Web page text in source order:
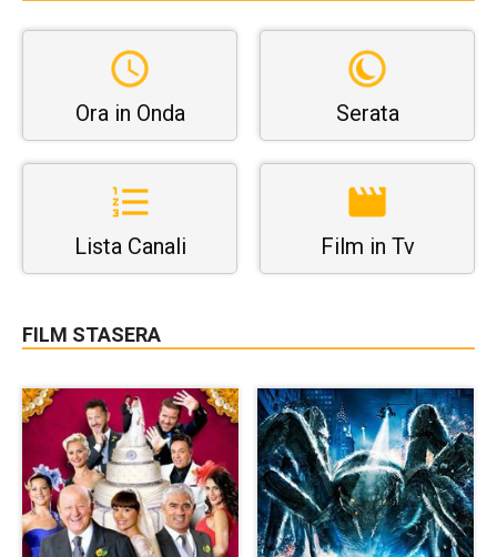
Ora in Onda Serata
Lista Canali Film in Tv
FILM STASERA